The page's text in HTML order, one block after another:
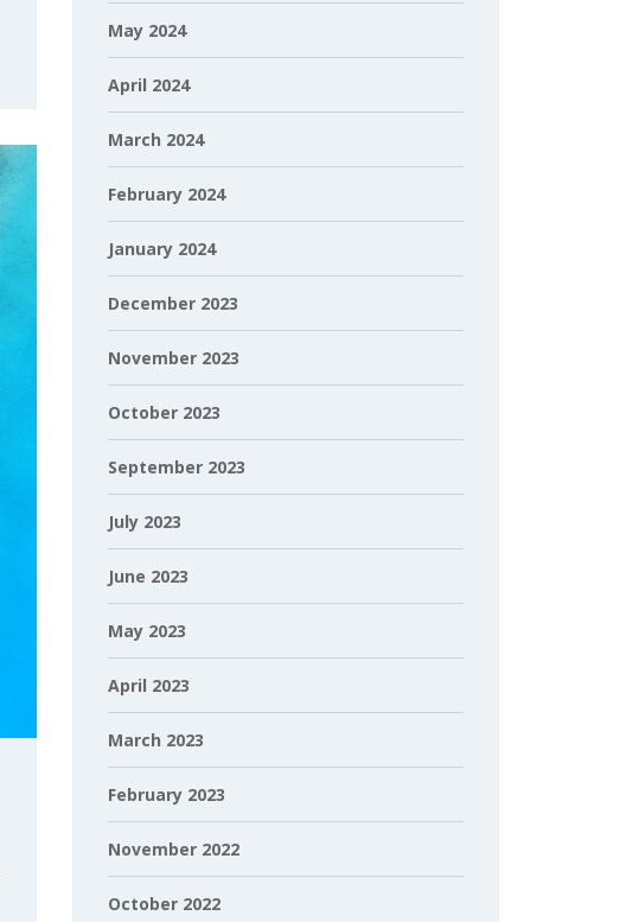
May 2024
April 2024
March 2024
February 2024
January 2024
December 2023
November 2023
October 2023
September 2023
July 2023
June 2023
May 2023
April 2023
March 2023
February 2023
November 2022
October 2022